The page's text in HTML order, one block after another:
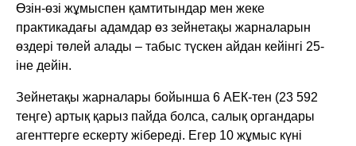
Өзін-өзі жұмыспен қамтитындар мен жеке
практикадағы адамдар өз зейнетақы жарналарын
өздері төлей алады – табыс түскен айдан кейінгі 25-
іне дейін.
Зейнетақы жарналары бойынша 6 АЕК-тен (23 592
теңге) артық қарыз пайда болса, салық органдары
агенттерге ескерту жібереді. Егер 10 жұмыс күні